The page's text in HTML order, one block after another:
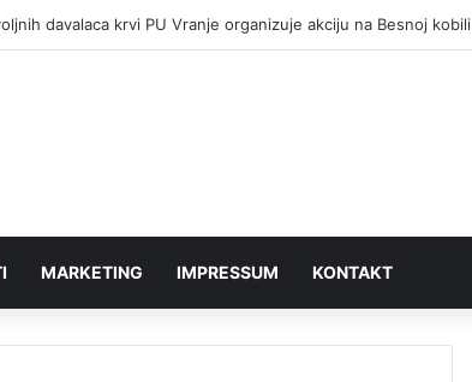
davalaca krvi PU Vranje organizuje akciju na Besnoj kobili
MARKETING IMPRESSUM KONTAKT